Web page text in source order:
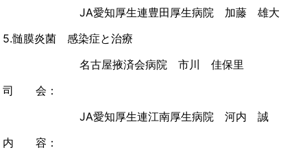
JA愛知厚生連豊田厚生病院 加藤 雄大
5.髄膜炎菌 感染症と治療
名古屋掖済会病院 市川 佳保里
司 会：
JA愛知厚生連江南厚生病院 河内 誠
内 容：